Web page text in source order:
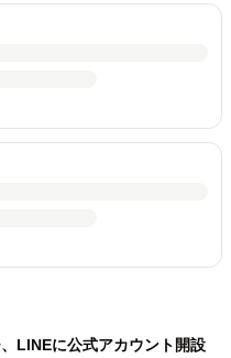
LINEに公式アカウント開設